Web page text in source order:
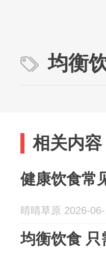
均衡
相关内容
健康饮食常
晴晴草原 2026-
均衡饮食 只